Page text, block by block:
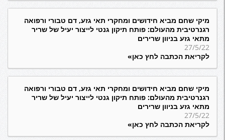
מיקי שחם מביא חידושים ומחקרי תאי גזע, דם טבורי ורפואה
רגנרטיבית מהעולם: פותח תיקון גנטי לייצור יעיל של שריר
מתאי גזע בניוון שרירים
27/5/22
לקריאת הכתבה לחץ כאן»
מיקי שחם מביא חידושים ומחקרי תאי גזע, דם טבורי ורפואה
רגנרטיבית מהעולם: פותח תיקון גנטי לייצור יעיל של שריר
מתאי גזע בניוון שרירים
27/5/22
לקריאת הכתבה לחץ כאן»